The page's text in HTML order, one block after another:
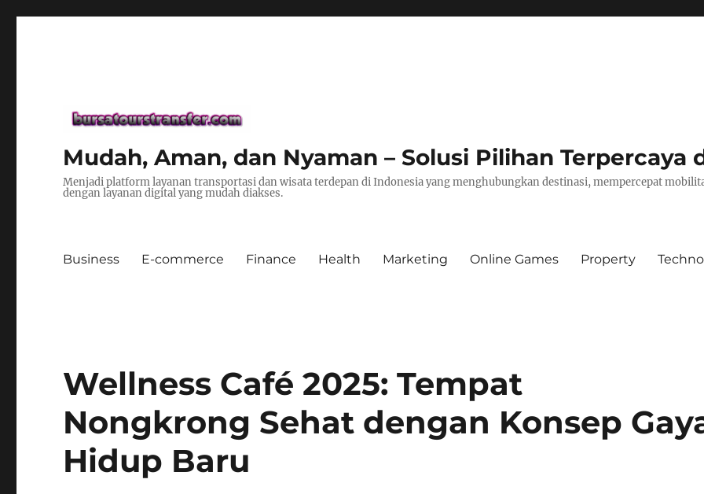
Mudah, Aman, dan Nyaman – Solusi Pilihan Terpercaya
Menjadi platform layanan transportasi dan wisata terdepan di Indonesia yang menghubungkan destinasi, mempercepat
dengan layanan digital yang mudah diakses.
Business E-commerce Finance Health Marketing Online Games Property
Wellness Café 2025: Tempat
Nongkrong Sehat dengan Konsep
Hidup Baru